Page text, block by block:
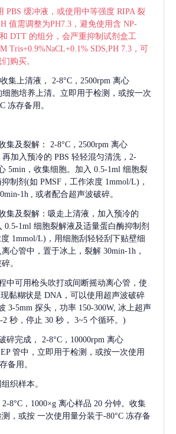
PBS 缓冲液，或使用中等强度 RIPA 裂
值需调整为PH7.3，避免使用含 NP-
DTT 的组分，会严重抑制试剂盒工
Tris+0.9%NaCL+0.1% SDS,PH 7.3，可
购买。
集上清液，
2-8°C，2500rpm 离心
胞培养上清。立即用于检测，或按一次
冻存备用。
集及裂解：
2-8°C，2500rpm 离心
加入预冷的 PBS 轻轻混匀清洗，2-
5min，收集细胞。加入 0.5-1ml 细胞裂
制剂(如 PMSF，工作浓度 1mmol/L)，
1h , 或者配合超声波破碎。
集及裂解：吸走上清液，加入预冷的
0.5-1ml 细胞裂解液及适量蛋白酶抑制剂
1mmol/L)，用细胞刮轻轻刮下贴壁细
心管中，置于冰上，裂解 30min-1h，
。
中可用枪头吹打或间断摇动离心管，使
现黏糊状是 DNA，可以使用超声波破碎
3-5mm 探头，功率 150-300W, 冰上超声
秒，停止 30 秒， 3~5 个循环。)
碎完成，
2-8°C，10000rpm 离心
管中，立即用于检测，或按一次使用
备用。
织样本。
2-8°C，1000×g 离心样品 20 分钟。收集
测，或按 一次使用量分装于-80°C 冻存备